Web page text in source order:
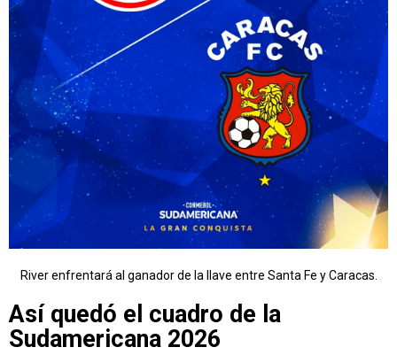
River enfrentará al ganador de la llave entre Santa Fe y Caracas.
Así quedó el cuadro de la
Sudamericana 2026